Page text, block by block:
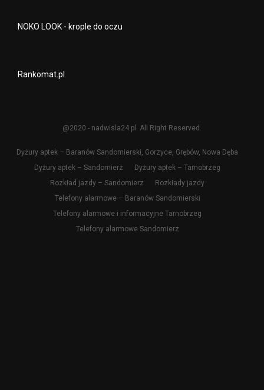
NOKO LOOK - krople do oczu
Rankomat.pl
@2020 - nadwisla24.pl. All Right Reserved.
Dyżury aptek – Baranów Sandomierski, Gorzyce, Grębów, Nowa Dęba
Dyżury aptek – Sandomierz
Dyżury aptek – Tarnobrzeg
Rozkład jazdy – Sandomierz
Rozkłady jazdy
Telefony alarmowe – Baranów Sandomierski
Telefony alarmowe i informacyjne Tarnobrzeg
Telefony alarmowe Sandomierz